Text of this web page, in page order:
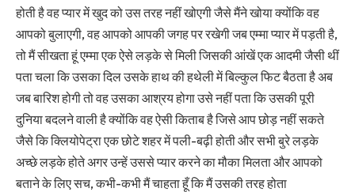
होती है वह प्यार में खुद को उस तरह नहीं खोएगी जैसे मैंने खोया क्योंकि वह
आपको बुलाएगी, वह आपको आपकी जगह पर रखेगी जब एम्मा प्यार में पड़ती है,
तो मैं सीखता हूं एम्मा एक ऐसे लड़के से मिली जिसकी आंखें एक आदमी जैसी थीं
पता चला कि उसका दिल उसके हाथ की हथेली में बिल्कुल फिट बैठता है अब
जब बारिश होगी तो वह उसका आश्रय होगा उसे नहीं पता कि उसकी पूरी
दुनिया बदलने वाली है क्योंकि वह ऐसी किताब है जिसे आप छोड़ नहीं सकते
जैसे कि क्लियोपेट्रा एक छोटे शहर में पली-बढ़ी होती और सभी बुरे लड़के
अच्छे लड़के होते अगर उन्हें उससे प्यार करने का मौका मिलता और आपको
बताने के लिए सच, कभी-कभी मैं चाहता हूँ कि मैं उसकी तरह होता